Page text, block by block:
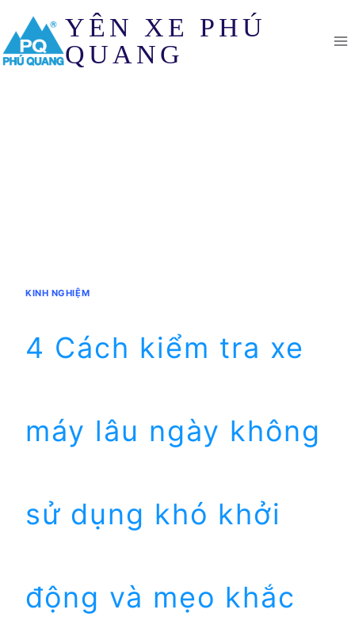
content
YÊN XE PHÚ
QUANG
KINH NGHIỆM
4 Cách kiểm tra xe
máy lâu ngày không
sử dụng khó khởi
động và mẹo khắc